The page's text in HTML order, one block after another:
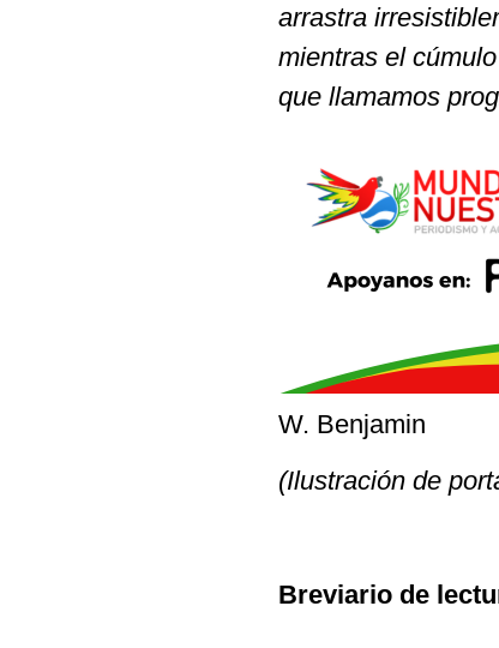
arrastra
mientras el
que llamamos
W. Benjamin
(Ilustración de
Breviario de